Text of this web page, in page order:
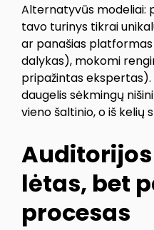
Alternatyvūs modeliai:
tavo turinys tikrai
ar panašias platformas
dalykas), mokomi
pripažintas
daugelis sėkmingų
vieno šaltinio, o iš kelių
lėtas, bet
procesas